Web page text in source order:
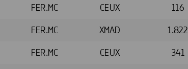
FER.MC CEUX 116
FER.MC XMAD 1.822
FER.MC CEUX 341